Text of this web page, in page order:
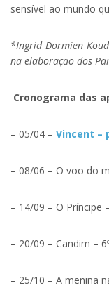
sensível ao mundo
*Ingrid Dormien
na elaboração dos
Cronograma das
– 05/04 – Vincent –
– 08/06 – O voo do
– 14/09 – O Príncipe
– 20/09 – Candim –
– 25/10 – A menina